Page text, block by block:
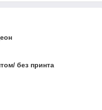
без принта